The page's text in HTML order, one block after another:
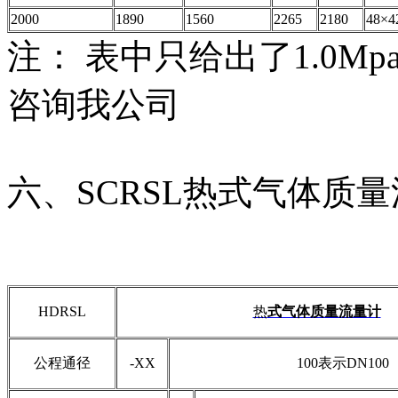
2000
1890 1560 2265 2180
注： 表中只给出了
咨询我公司
六、 SCRSL热式气体质
HDRSL 热式气体质量流量计
公程通径 -XX 100表示DN100